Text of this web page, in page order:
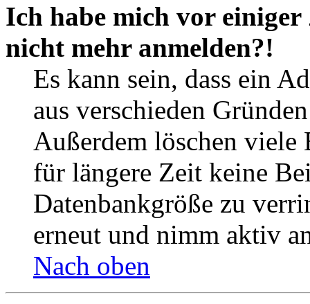
Ich habe mich vor
nicht mehr anmelden?!
Es kann sein, dass ein
aus verschieden
Außerdem löschen viele
für längere Zeit keine
Datenbankgröße zu
erneut und nimm aktiv
Nach oben